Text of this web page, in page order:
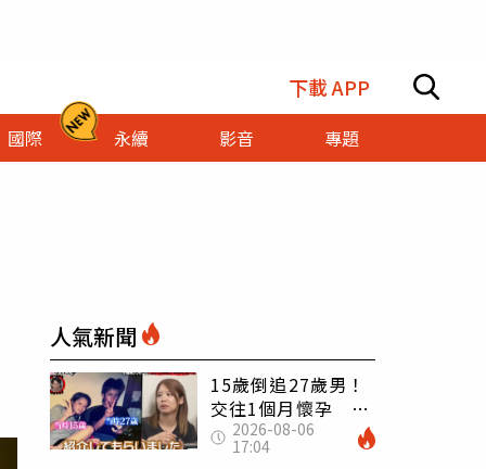
下載 APP
國際 永續 影音 專題
人氣新聞
15歲倒追27歲男！
交往1個月懷孕 36
歲當阿嬤故事曝光
2026-08-06
17:04